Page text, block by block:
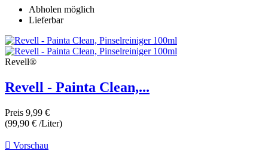
Abholen möglich
Lieferbar
Revell®
Revell - Painta Clean,...
Preis 9,99 €
(99,90 € /Liter)
 Vorschau